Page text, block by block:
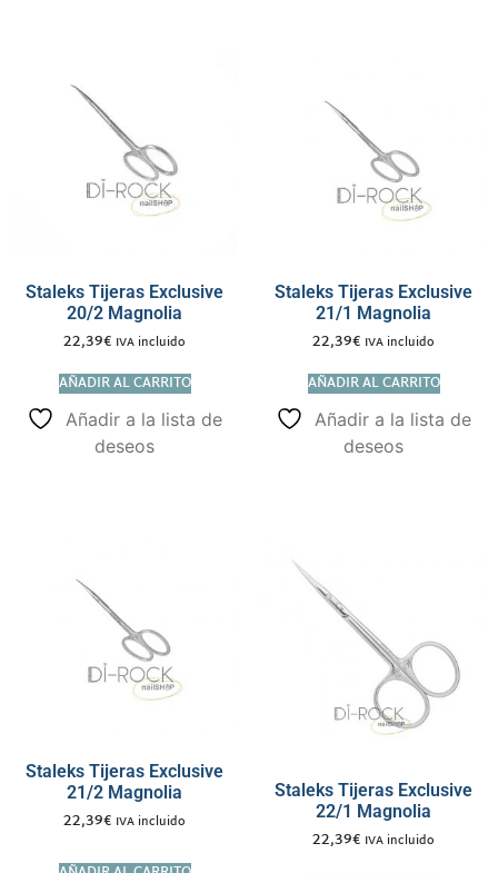
Staleks Tijeras Exclusive
20/2 Magnolia
22,39€ IVA incluido
AÑADIR AL CARRITO
Añadir a la lista de
deseos
Staleks Tijeras Exclusive
21/1 Magnolia
22,39€ IVA incluido
AÑADIR AL CARRITO
Añadir a la lista de
deseos
Staleks Tijeras Exclusive
21/2 Magnolia
22,39€ IVA incluido
Staleks Tijeras Exclusive
22/1 Magnolia
22,39€ IVA incluido